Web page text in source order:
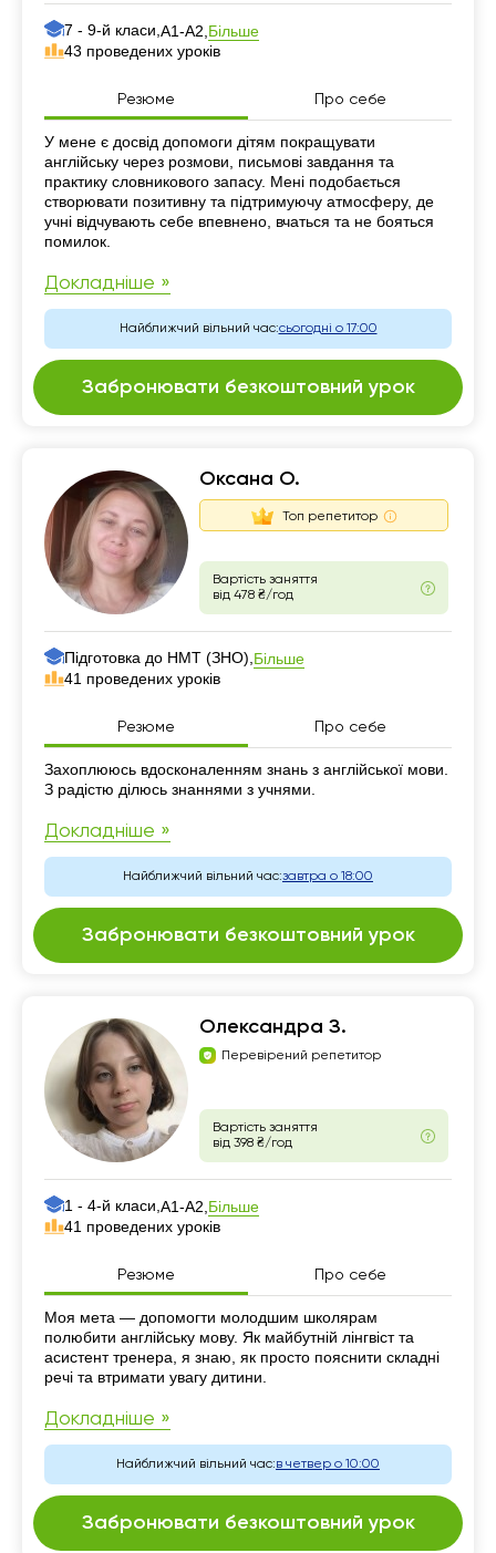
7 - 9-й класи, А1-А2, Більше
43 проведених уроків
Резюме Про себе
Резюме
У мене є досвід допомоги дітям покращувати
англійську через розмови, письмові завдання та
практику словникового запасу. Мені подобається
створювати позитивну та підтримуючу атмосферу, де
учні відчувають себе впевнено, вчаться та не бояться
помилок.
Докладніше »
Найближчий вільний час:сьогодні о 17:00
Забронювати безкоштовний урок
Оксана О.
Топ репетитор
Вартість заняття
від 478 ₴/год
Підготовка до НМТ (ЗНО), Більше
41 проведених уроків
Резюме Про себе
Резюме
Захоплююсь вдосконаленням знань з англійської мови.
З радістю ділюсь знаннями з учнями.
Докладніше »
Найближчий вільний час:завтра о 18:00
Забронювати безкоштовний урок
Олександра З.
Перевірений репетитор
Вартість заняття
від 398 ₴/год
1 - 4-й класи, А1-А2, Більше
41 проведених уроків
Резюме Про себе
Резюме
Моя мета — допомогти молодшим школярам
полюбити англійську мову. Як майбутній лінгвіст та
асистент тренера, я знаю, як просто пояснити складні
речі та втримати увагу дитини.
Докладніше »
Найближчий вільний час:в четвер о 10:00
Забронювати безкоштовний урок